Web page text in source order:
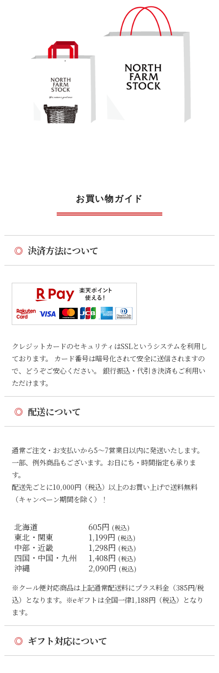
お買い物ガイド
◎ 決済方法について
クレジットカードのセキュリティはSSLというシステムを利用し
ております。 カード番号は暗号化されて安全に送信されますの
で、どうぞご安心ください。 銀行振込・代引き決済もご利用い
ただけます。
◎ 配送について
通常ご注文・お支払いから5〜7営業日以内に発送いたします。
一部、例外商品もございます。お日にち・時間指定も承りま
す。
配送先ごとに10,000円（税込）以上のお買い上げで送料無料
（キャンペーン期間を除く）！
北海道 605円 (税込)
東北・関東 1,199円 (税込)
中部・近畿 1,298円 (税込)
四国・中国・九州 1,408円 (税込)
沖縄 2,090円 (税込)
※クール便対応商品は上記通常配送料にプラス料金（385円/税
込）となります。※eギフトは全国一律1,188円（税込）となり
ます。
◎ ギフト対応について